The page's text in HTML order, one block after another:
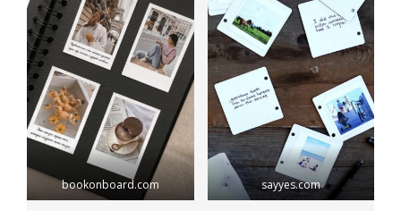
bookonboard.com sayyes.com